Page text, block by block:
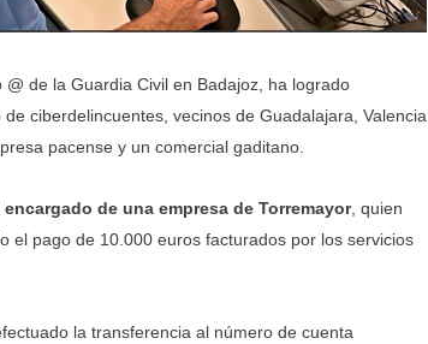
@ de la Guardia Civil en Badajoz, ha logrado
ciberdelincuentes, vecinos de Guadalajara, Valencia
pacense y un comercial gaditano.
de una empresa de Torremayor, quien
el pago de 10.000 euros facturados por los servicios
la transferencia al número de cuenta